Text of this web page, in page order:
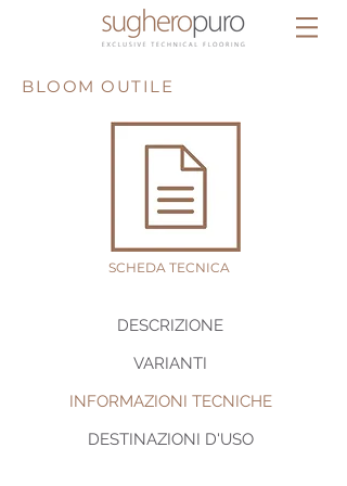
BLOOM OUTILE
SCHEDA TECNICA
DESCRIZIONE
VARIANTI
INFORMAZIONI TECNICHE
DESTINAZIONI D'USO